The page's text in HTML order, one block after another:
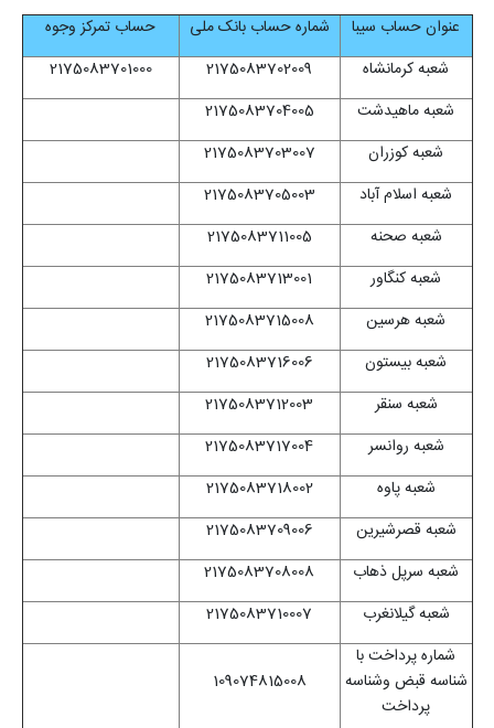
عنوان حساب سیبا
شماره حساب بانک ملی
حساب تمرکز وجوه
شعبه کرمانشاه
2175083702009
2175083701000
شعبه ماهیدشت
2175083704005
شعبه کوزران
2175083703007
شعبه اسلام آباد
2175083705003
شعبه صحنه
2175083711005
شعبه کنگاور
2175083713001
شعبه هرسین
2175083715008
شعبه بیستون
2175083716006
شعبه سنقر
2175083712003
شعبه روانسر
2175083717004
شعبه پاوه
2175083718002
شعبه قصرشیرین
2175083709006
شعبه سرپل ذهاب
2175083708008
شعبه گیلانغرب
2175083710007
شماره پرداخت با
شناسه قبض وشناسه
پرداخت
109074815008